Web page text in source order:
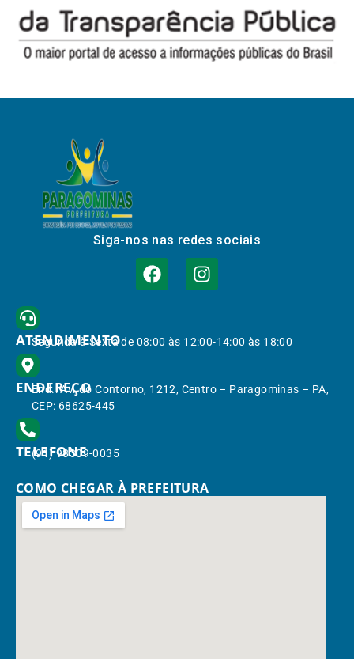
Siga-nos nas redes sociais
ATENDIMENTO
Segunda à Sexta de 08:00 às 12:00-14:00 às 18:00
ENDEREÇO
End.: Av. do Contorno, 1212, Centro – Paragominas – PA,
CEP: 68625-445
TELEFONE
(91) 98309-0035
COMO CHEGAR À PREFEITURA